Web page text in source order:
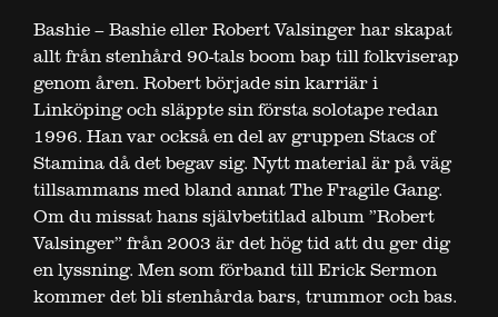
Bashie–Bashieeller Robert Valsinger har skapat
allt från stenhård 90-tals boom bap till folkviserap
genom åren. Robert började sin karriär i
Linköping och släppte sin första solotape redan
1996. Han var också en del av gruppen Stacs of
Stamina då det begav sig. Nytt material är på väg
tillsammans med bland annat The Fragile Gang.
Om du missat hans självbetitlad album ”Robert
Valsinger” från 2003 är det hög tid att du ger dig
en lyssning. Men som förband till Erick Sermon
kommer det bli stenhårda bars, trummor och bas.